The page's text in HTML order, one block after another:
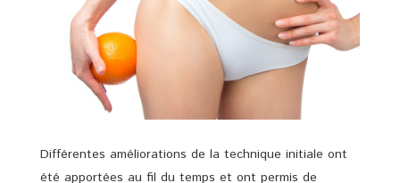
Différentes améliorations de la technique initiale ont
été apportées au fil du temps et ont permis de